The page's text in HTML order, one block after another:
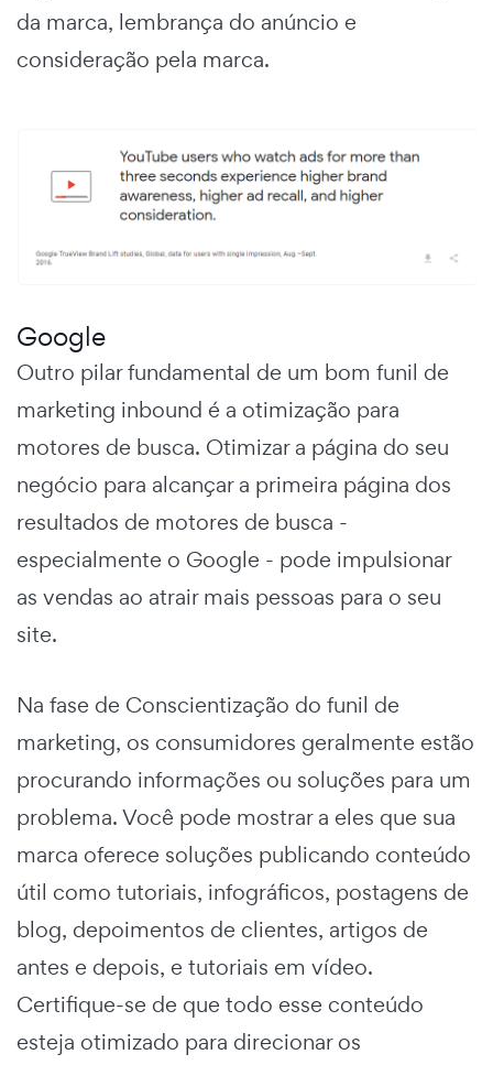
da marca, lembrança do anúncio e
consideração pela marca.
Google
Outro pilar fundamental de um bom funil de
marketing inbound é a otimização para
motores de busca. Otimizar a página do seu
negócio para alcançar a primeira página dos
resultados de motores de busca -
especialmente o Google - pode impulsionar
as vendas ao atrair mais pessoas para o seu
site.
Na fase de Conscientização do funil de
marketing, os consumidores geralmente estão
procurando informações ou soluções para um
problema. Você pode mostrar a eles que sua
marca oferece soluções publicando conteúdo
útil como tutoriais, infográficos, postagens de
blog, depoimentos de clientes, artigos de
antes e depois, e tutoriais em vídeo.
Certifique-se de que todo esse conteúdo
esteja otimizado para direcionar os